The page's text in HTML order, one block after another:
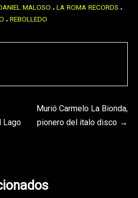
MALOSO LA ROMA RECORDS
REBOLLEDO
Lago
Murió Carmelo La Bionda,
pionero del italo disco